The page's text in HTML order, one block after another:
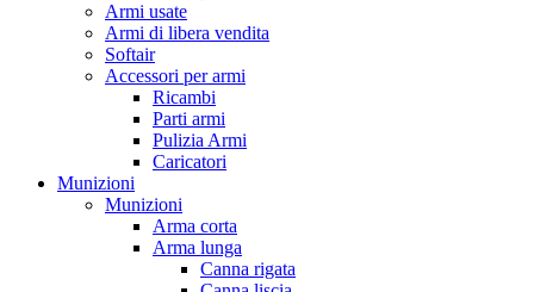
Armi usate
Armi di libera vendita
Softair
Accessori per armi
Ricambi
Parti armi
Pulizia Armi
Caricatori
Munizioni
Munizioni
Arma corta
Arma lunga
Canna rigata